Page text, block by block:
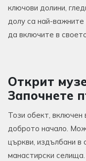
ключови долини,
долу са най-
да включите в
Открит
Започнете
Този обект,
доброто начало.
църкви, издълбани в
манастирски